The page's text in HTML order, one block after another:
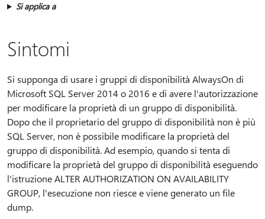
Si applica a
Sintomi
Si supponga di usare i gruppi di disponibilità AlwaysOn di
Microsoft SQL Server 2014 o 2016 e di avere l'autorizzazione
per modificare la proprietà di un gruppo di disponibilità.
Dopo che il proprietario del gruppo di disponibilità non è più
SQL Server, non è possibile modificare la proprietà del
gruppo di disponibilità. Ad esempio, quando si tenta di
modificare la proprietà del gruppo di disponibilità eseguendo
l'istruzione ALTER AUTHORIZATION ON AVAILABILITY
GROUP, l'esecuzione non riesce e viene generato un file
dump.